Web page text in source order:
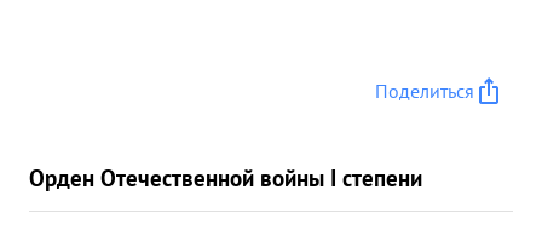
Поделиться
Орден Отечественной войны I степени